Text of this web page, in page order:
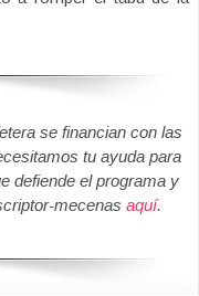
se financian con las
tu ayuda para
defiende el programa y
mecenas aquí.